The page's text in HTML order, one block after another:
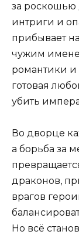
за роскошью
интриги и
прибывает
чужим
романтики
готовая
убить
Во дворце
а борьба за
драконов,
врагов
Но всё